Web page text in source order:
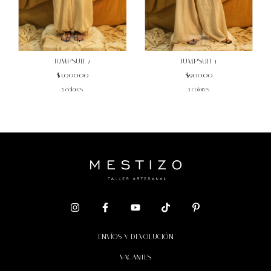
1/6
JUMPSUIT 2
$1,000.00
5 colores
1/7
JUMPSUIT 1
$900.00
5 colores
ENVÍOS Y DEVOLUCIÓN
VACANTES